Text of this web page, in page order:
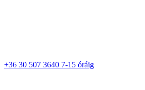
+36 30 507 3640 7-15 óráig